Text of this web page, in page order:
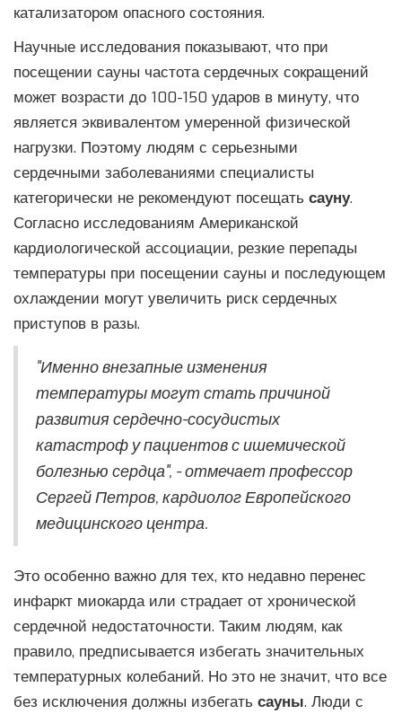
катализатором опасного состояния.
Научные исследования показывают, что при
посещении сауны частота сердечных сокращений
может возрасти до 100-150 ударов в минуту, что
является эквивалентом умеренной физической
нагрузки. Поэтому людям с серьезными
сердечными заболеваниями специалисты
категорически не рекомендуют посещать сауну.
Согласно исследованиям Американской
кардиологической ассоциации, резкие перепады
температуры при посещении сауны и последующем
охлаждении могут увеличить риск сердечных
приступов в разы.
"Именно внезапные изменения
температуры могут стать причиной
развития сердечно-сосудистых
катастроф у пациентов с ишемической
болезнью сердца", - отмечает профессор
Сергей Петров, кардиолог Европейского
медицинского центра.
Это особенно важно для тех, кто недавно перенес
инфаркт миокарда или страдает от хронической
сердечной недостаточности. Таким людям, как
правило, предписывается избегать значительных
температурных колебаний. Но это не значит, что все
без исключения должны избегать сауны. Люди с